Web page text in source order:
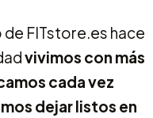
FITstore.es hace
vivimos con más
cada vez
dejar listos en